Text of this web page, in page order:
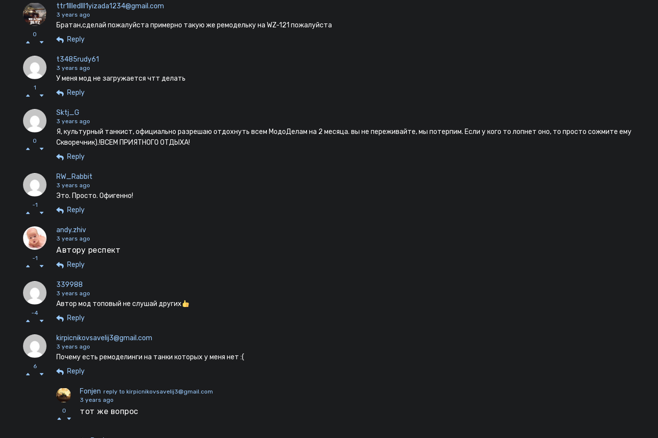
0
ttr1llledlll1yizada1234@gmail.com
3 years ago
Братан,сделай пожалуйста примерно такую же ремодельку на WZ-121 пожалуйста
Reply
1
t3485rudy61
3 years ago
У меня мод не загружается чтт делать
Reply
0
Sktj_G
3 years ago
Я, культурный танкист, официально разрешаю отдохнуть всем МодоДелам на 2 месяца. вы не переживайте, мы потерпим. Если у кого то лопнет оно, то просто сожмите ему
Скворечник).!ВСЕМ ПРИЯТНОГО ОТДЫХА!
Reply
-1
RW_Rabbit
3 years ago
Это. Просто. Офигенно!
Reply
-1
andy.zhiv
3 years ago
Автору респект
Reply
-4
339988
3 years ago
Автор мод топовый не слушай других
Reply
6
kirpicnikovsavelij3@gmail.com
3 years ago
Почему есть ремоделинги на танки которых у меня нет :(
Reply
0
Fonjen reply to kirpicnikovsavelij3@gmail.com
3 years ago
тот же вопрос